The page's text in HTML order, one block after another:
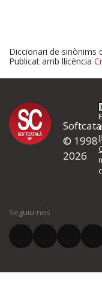
d'errors
Si heu trobat un error
quina és la millora
El vostre correu
Diccionari de sinònims
Publicat amb llicència
© 1998-
2026
Seguiu-nos